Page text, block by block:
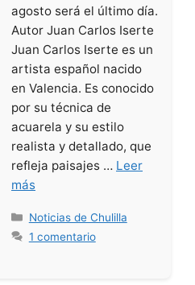
agosto será el último día.
Autor Juan Carlos Iserte
Juan Carlos Iserte es un
artista español nacido
en Valencia. Es conocido
por su técnica de
acuarela y su estilo
realista y detallado, que
refleja paisajes … Leer
más
Categorías
Noticias de Chulilla
1 comentario